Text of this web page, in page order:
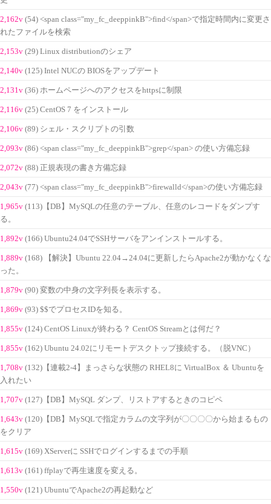
2,162v (54) <span class="my_fc_deeppinkB">find</span>で指定時間内に変更さ
れたファイルを検索
2,153v (29) Linux distributionのシェア
2,140v (125) Intel NUCの BIOSをアップデート
2,131v (36) ホームページへのアクセスをhttpsに制限
2,116v (25) CentOS 7 をインストール
2,106v (89) シェル・スクリプトの引数
2,093v (86) <span class="my_fc_deeppinkB">grep</span> の使い方備忘録
2,072v (88) 正規表現の書き方備忘録
2,043v (77) <span class="my_fc_deeppinkB">firewalld</span>の使い方備忘録
1,965v (113)【DB】MySQLの任意のテーブル、任意のレコードをダンプす
る。
1,892v (166) Ubuntu24.04でSSHサーバをアンインストールする。
1,889v (168) 【解決】Ubuntu 22.04→24.04に更新したらApache2が動かなくな
った。
1,879v (90) 変数の中身の文字列長を表示する。
1,869v (93) $$でプロセスIDを知る。
1,855v (124) CentOS Linuxが終わる？ CentOS Streamとは何だ？
1,855v (162) Ubuntu 24.02にリモートデスクトップ接続する。（脱VNC）
1,708v (132)【連載2-4】まっさらな状態の RHEL8に VirtualBox ＆ Ubuntuを
入れたい
1,707v (127)【DB】MySQL ダンプ、リストアするときのコピペ
1,643v (120)【DB】MySQLで指定カラムの文字列が〇〇〇〇から始まるもの
をクリア
1,615v (169) XServerに SSHでログインするまでの手順
1,613v (161) ffplayで再生速度を変える。
1,550v (121) UbuntuでApache2の再起動など